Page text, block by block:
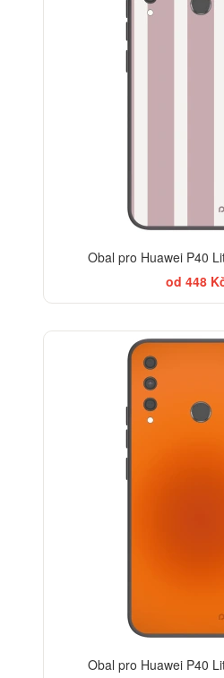
Obal pro Huawei P40
od 448
Obal pro Huawei P40